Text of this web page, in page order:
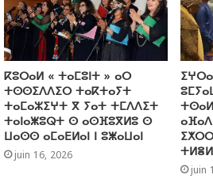
ⴽⵓⵔⴰⵍ « ⵜⴰⵎⵓⵏⵜ » ⴰⵔ
ⵜⵙⵙⵉⴷⴷⵉⵔ ⵜⴰⴽⵜⴰⵢⵜ
ⵜⴰⵎⴰⵣⵉⵖⵜ ⴳ ⵢⴰⵜ ⵜⵎⴷⴷⵉⵜ
ⵜⴰⵏⴰⵥⵓⵕⵜ ⵙ ⴰⵙⴼⵓⴳⵍⵓ ⵙ
ⵡⴰⵙⵙ ⴰⵎⴰⴹⵍⴰⵏ ⵏ ⵓⵥⴰⵡⴰⵏ
juin 16, 2026
juin